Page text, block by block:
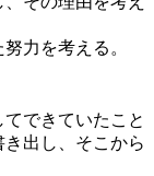
力を考える。
できていたこと
出し、そこから